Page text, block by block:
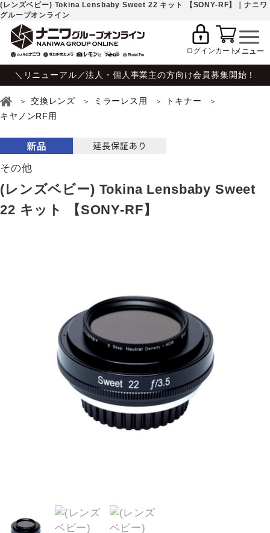
(レンズベビー) Tokina Lensbaby Sweet 22 キット 【SONY-RF】｜ナニワ
グループオンライン
ログインカート
＼リニューアル／法人・個人事業主の方向け会員募集開始！
交換レンズ ミラーレス用
トキナー
キヤノンRF用
その他
(レンズベビー) Tokina Lensbaby Sweet
22 キット 【SONY-RF】